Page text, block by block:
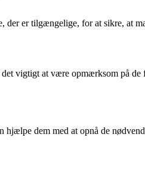
der er tilgængelige, for at sikre, at
vigtigt at være opmærksom på
hjælpe dem med at opnå de